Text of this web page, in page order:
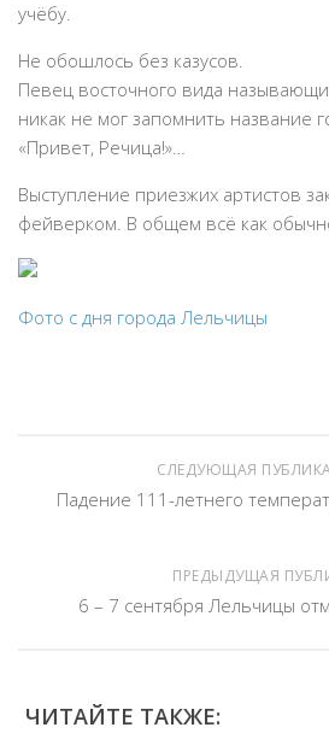
учёбу.
Не обошлось без казусов.
Певец восточного вида
никак не мог запомнить название
«Привет, Речица!»…
Выступление приезжих артистов
фейверком. В общем всё как
Фото с дня города Лельчицы
СЛЕДУЮЩАЯ
Падение 111-летнего
ПРЕДЫДУЩАЯ
6 – 7 сентября Лельчицы
ЧИТАЙТЕ ТАКЖЕ: